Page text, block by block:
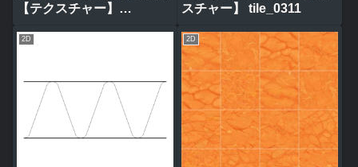
【テクスチャー】
スチャー】 tile_0311
2D 2D